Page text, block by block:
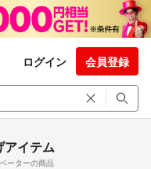
ログイン 会員登録
イテム
ーターの商品